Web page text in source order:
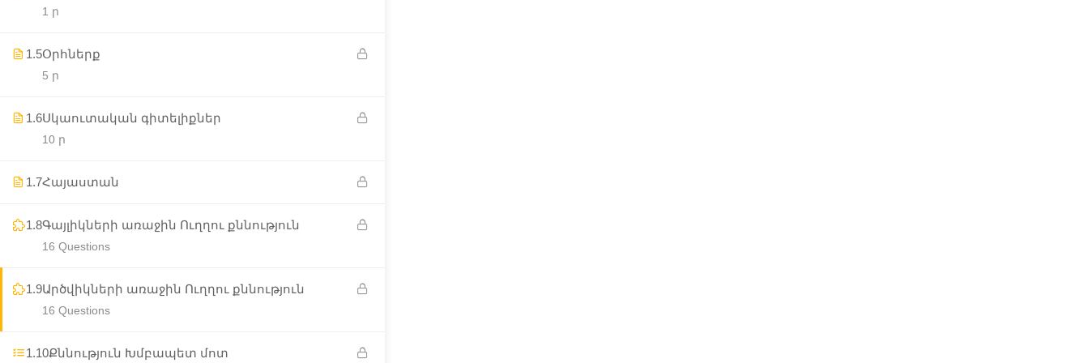
1 ր
1.5Օրհներք
5 ր
1.6Սկաուտական գիտելիքներ
10 ր
1.7Հայաստան
1.8Գայլիկների առաջին Ուղղու քննություն
16 Questions
1.9Արծվիկների առաջին Ուղղու քննություն
16 Questions
1.10Քննություն Խմբապետ մոտ